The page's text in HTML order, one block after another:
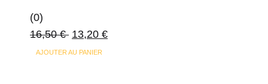
page
(0)
16,50€ 13,20 €
AJOUTER AU PANIER